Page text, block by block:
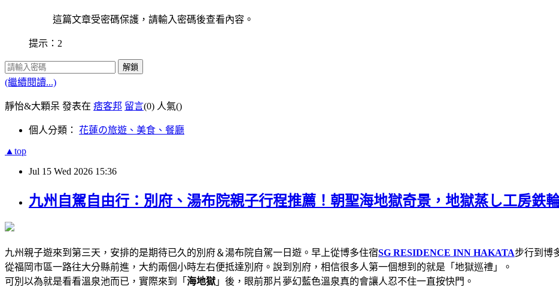
這篇文章受密碼保護，請輸入密碼後查看內容。
提示：2
解鎖
(繼續閱讀...)
靜怡&大顆呆 發表在 痞客邦 留言(0) 人氣()
個人分類： 花蓮の旅遊、美食、餐廳
▲top
Jul 15 Wed 2026 15:36
九州自駕自由行：別府、湯布院親子行程推薦！朝聖海地獄奇景，地獄蒸し工房鉄
九州親子遊來到第三天，安排的是期待已久的別府＆湯布院自駕一日遊。早上從博多住宿SG RESIDENCE INN HAKATA步行到博
從福岡市區一路往大分縣前進，大約兩個小時左右便抵達別府。說到別府，相信很多人第一個想到的就是「地獄巡禮」。
可別以為就是看看溫泉池而已，實際來到「 海地獄 」後，眼前那片夢幻藍色溫泉真的會讓人忍不住一直按快門。